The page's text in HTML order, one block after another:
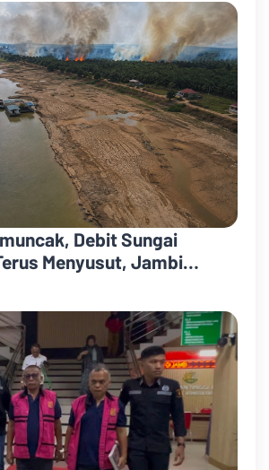
Debit Sungai
Menyusut, Jambi
Krisis Air Bersih dan